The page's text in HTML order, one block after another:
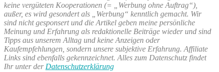
keine vergüteten Kooperationen (= „Werbung ohne Auftrag“),
außer, es wird gesondert als „Werbung“ kenntlich gemacht. Wir
sind nicht gesponsert und die Artikel geben meine persönliche
Meinung und Erfahrung als redaktionelle Beiträge wieder und sind
Tipps aus unserem Alltag und keine Anzeigen oder
Kaufempfehlungen, sondern unsere subjektive Erfahrung. Affiliate
Links sind ebenfalls gekennzeichnet. Alles zum Datenschutz findet
Ihr unter der Datenschutzerklärung